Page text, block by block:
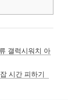
갤럭시워치 아
시간 피하기